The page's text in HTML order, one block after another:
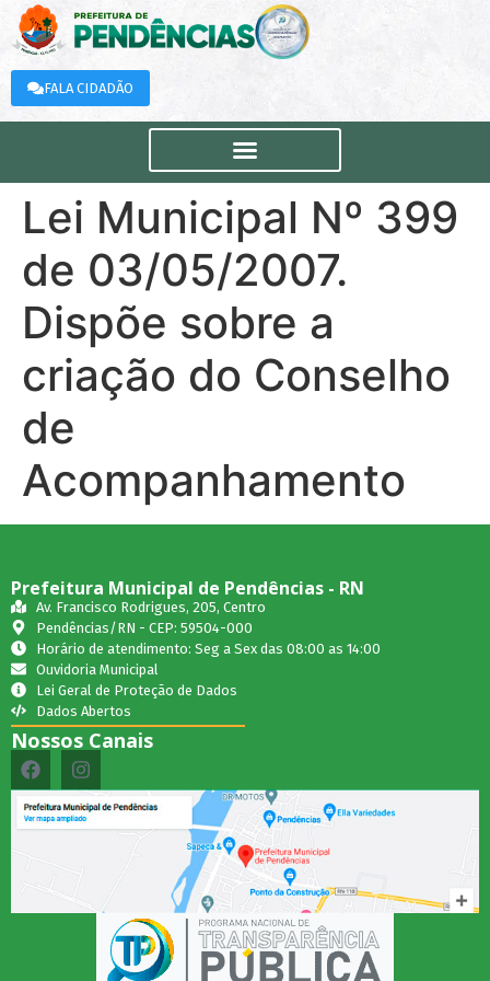
FALA CIDADÃO
Lei Municipal Nº 399
de 03/05/2007.
Dispõe sobre a
criação do Conselho
de
Acompanhamento
Prefeitura Municipal de Pendências - RN
Av. Francisco Rodrigues, 205, Centro
Pendências/RN - CEP: 59504-000
Horário de atendimento: Seg a Sex das 08:00 as 14:00
Ouvidoria Municipal
Lei Geral de Proteção de Dados
Dados Abertos
Nossos Canais